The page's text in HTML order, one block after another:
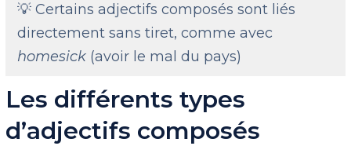
💡 Certains adjectifs composés sont liés
directement sans tiret, comme avec
homesick (avoir le mal du pays)
Les différents types
d’adjectifs composés